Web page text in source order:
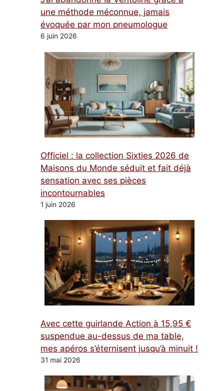
une méthode méconnue, jamais
évoquée par mon pneumologue
6 juin 2026
Officiel : la collection Sixties 2026 de
Maisons du Monde séduit et fait déjà
sensation avec ses pièces
incontournables
1 juin 2026
Avec cette guirlande Action à 15,95 €
suspendue au-dessus de ma table,
mes apéros s’éternisent jusqu’à minuit !
31 mai 2026